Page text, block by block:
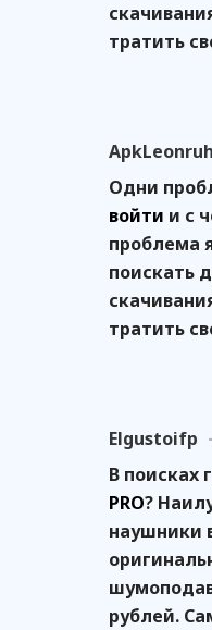
тратить
ApkLeonruh
Одни
войти и с
проблема
поискать
тратить
Elgustoifp
В поисках
PRO?
наушники
рублей.